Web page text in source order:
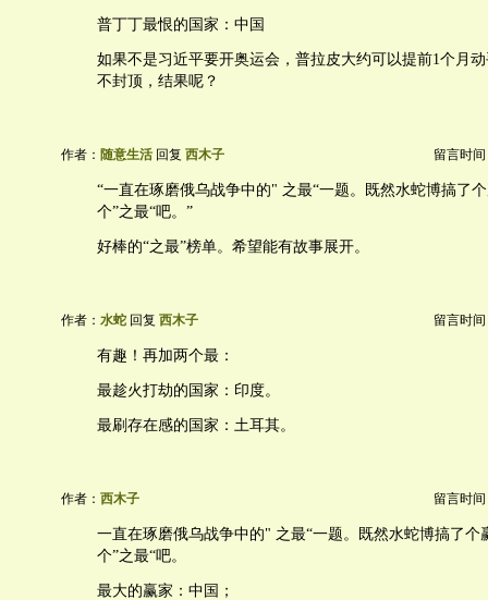
普丁丁最恨的国家：中国
如果不是习近平要开奥运会，普拉皮大约可以提前1个月
不封顶，结果呢？
作者： 随意生活 回复 西木子 留言时间
“一直在琢磨俄乌战争中的" 之最“一题。既然水蛇博搞了
个”之最“吧。”
好棒的“之最”榜单。希望能有故事展开。
作者： 水蛇 回复 西木子 留言时间
有趣！再加两个最：
最趁火打劫的国家：印度。
最刷存在感的国家：土耳其。
作者： 西木子 留言时间
一直在琢磨俄乌战争中的" 之最“一题。既然水蛇博搞了个
个”之最“吧。
最大的赢家：中国；